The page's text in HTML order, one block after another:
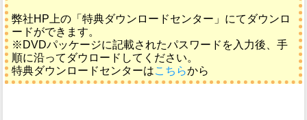
弊社HP上の「特典ダウンロードセンター」にてダウンロ
ードができます。
※DVDパッケージに記載されたパスワードを入力後、手
順に沿ってダウロードしてください。
特典ダウンロードセンターはこちらから